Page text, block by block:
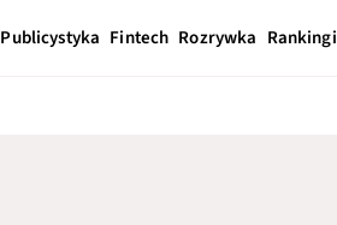
Publicystyka Fintech Rozrywka Rankingi